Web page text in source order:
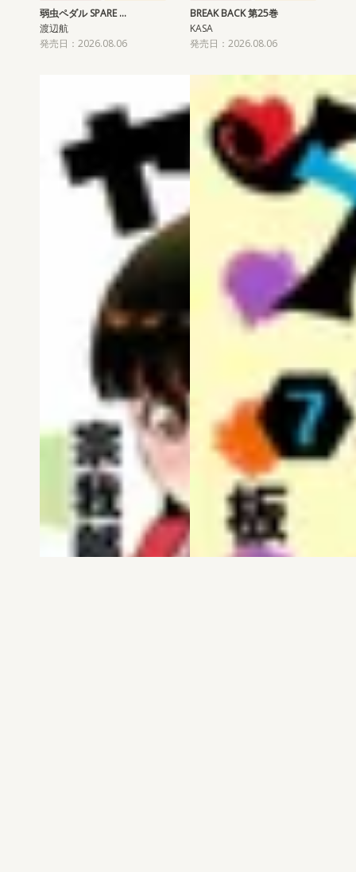
弱虫ペダル SPARE …
渡辺航
発売日：2026.08.06
BREAK BACK 第25巻
KASA
発売日：2026.08.06